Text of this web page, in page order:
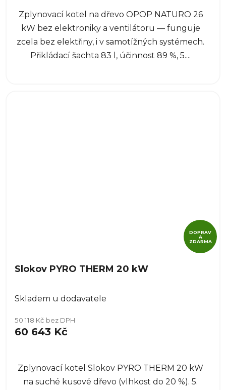
Zplynovací kotel na dřevo OPOP NATURO 26
kW bez elektroniky a ventilátoru — funguje
zcela bez elektřiny, i v samotížných systémech.
Přikládací šachta 83 l, účinnost 89 %, 5....
DOPRAV
A
ZDARMA
Slokov PYRO THERM 20 kW
Skladem u dodavatele
50 118 Kč bez DPH
60 643 Kč
Zplynovací kotel Slokov PYRO THERM 20 kW
na suché kusové dřevo (vlhkost do 20 %). 5.